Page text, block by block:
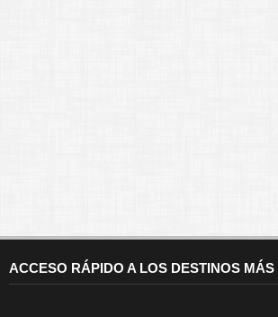
ACCESO RÁPIDO A LOS DESTINOS